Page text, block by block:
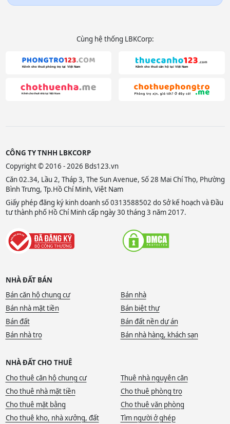
Cùng hệ thống LBKCorp:
CÔNG TY TNHH LBKCORP
Copyright © 2016 - 2026 Bds123.vn
Căn 02.34, Lầu 2, Tháp 3, The Sun Avenue, Số 28 Mai Chí Thọ, Phường
Bình Trưng, Tp.Hồ Chí Minh, Việt Nam
Giấy phép đăng ký kinh doanh số 0313588502 do Sở kế hoạch và Đầu
tư thành phố Hồ Chí Minh cấp ngày 30 tháng 3 năm 2017.
NHÀ ĐẤT BÁN
Bán căn hộ chung cư
Bán nhà
Bán nhà mặt tiền
Bán biệt thự
Bán đất
Bán đất nền dự án
Bán nhà trọ
Bán nhà hàng, khách sạn
NHÀ ĐẤT CHO THUÊ
Cho thuê căn hộ chung cư
Thuê nhà nguyên căn
Cho thuê nhà mặt tiền
Cho thuê phòng trọ
Cho thuê mặt bằng
Cho thuê văn phòng
Cho thuê kho, nhà xưởng, đất
Tìm người ở ghép